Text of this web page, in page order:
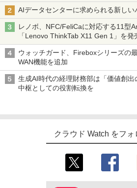
AIデータセンターに求められる新し
レノボ、NFC/FeliCaに対応する11型
「Lenovo ThinkTab X11 Gen 1」を発
ウォッチガード、Fireboxシリーズの
WAN機能を追加
生成AI時代の経理財務部は「価値創
中枢としての役割転換を
クラウド Watch をフォ